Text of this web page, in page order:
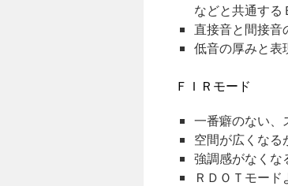
などと共通する
直接音と間接音
低音の厚みと表
ＦＩＲモード
一番癖のない、
空間が広くなる
強調感がなくな
ＲＤＯＴモー